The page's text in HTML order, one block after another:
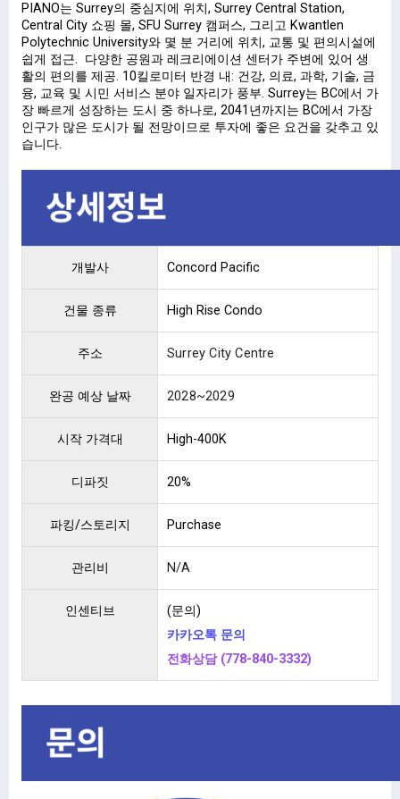
PIANO는 Surrey의 중심지에 위치, Surrey Central Station,
Central City 쇼핑 몰, SFU Surrey 캠퍼스, 그리고 Kwantlen
Polytechnic University와 몇 분 거리에 위치, 교통 및 편의시설에
쉽게 접근. 다양한 공원과 레크리에이션 센터가 주변에 있어 생
활의 편의를 제공. 10킬로미터 반경 내: 건강, 의료, 과학, 기술, 금
융, 교육 및 시민 서비스 분야 일자리가 풍부. Surrey는 BC에서 가
장 빠르게 성장하는 도시 중 하나로, 2041년까지는 BC에서 가장
인구가 많은 도시가 될 전망이므로 투자에 좋은 요건을 갖추고 있
습니다.
개발사 Concord Pacific
건물 종류 High Rise Condo
주소 Surrey City Centre
완공 예상 날짜 2028~2029
시작 가격대 High-400K
디파짓 20%
파킹/스토리지 Purchase
관리비 N/A
인센티브
(문의)
카카오톡 문의
전화상담 (778-840-3332)